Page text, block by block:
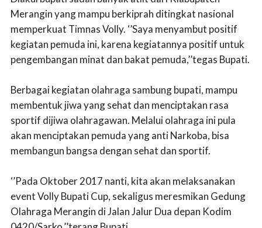
Merangin yang mampu berkiprah ditingkat nasional
memperkuat Timnas Volly. ‘’Saya menyambut positif
kegiatan pemuda ini, karena kegiatannya positif untuk
pengembangan minat dan bakat pemuda,’’tegas Bupati.
Berbagai kegiatan olahraga sambung bupati, mampu
membentuk jiwa yang sehat dan menciptakan rasa
sportif dijiwa olahragawan. Melalui olahraga ini pula
akan menciptakan pemuda yang anti Narkoba, bisa
membangun bangsa dengan sehat dan sportif.
‘’Pada Oktober 2017 nanti, kita akan melaksanakan
event Volly Bupati Cup, sekaligus meresmikan Gedung
Olahraga Merangin di Jalan Jalur Dua depan Kodim